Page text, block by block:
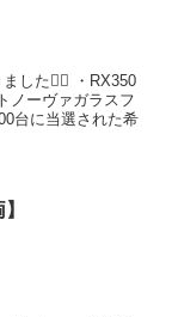
した🙇‍♂️ ・RX350
ノーヴァガラスフ
台に当選された希